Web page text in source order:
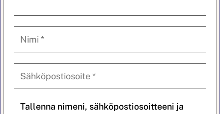
Tallenna nimeni, sähköpostiosoitteeni ja